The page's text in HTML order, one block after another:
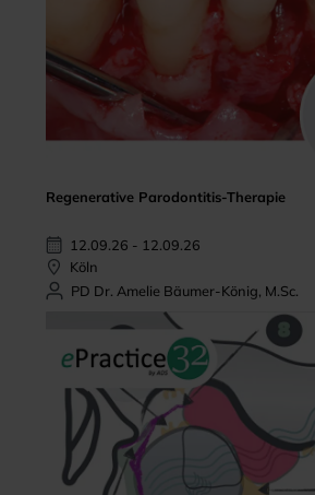
Regenerative Parodontitis-Therapie
12.09.26 - 12.09.26
Köln
PD Dr. Amelie Bäumer-König, M.Sc.